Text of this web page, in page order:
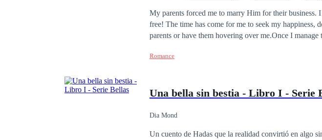
My parents forced me to marry Him for their business.
free! The time has come for me to seek my
parents or have them hovering over me.Once I
parents forced me to. I have always loved the same
the love of your life? Is it possible to get back with an
Romance
Una bella sin bestia - Libro I - Serie
Dia Mond
Un cuento de Hadas que la realidad convirtió en algo